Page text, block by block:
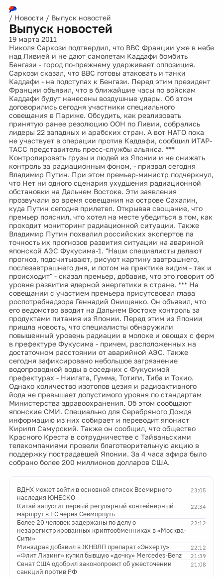
/ Новости / Выпуск новостей
Выпуск новостей
19 марта 2011
Николя Саркози подтвердил, что ВВС Франции уже в небе
над Ливией и не дают самолетам Каддафи бомбить
Бенгази - город по-прежнему удерживает оппозиция.
Саркози сказал, что ВВС готовы атаковать и танки
Каддафи - на подступах к Бенгази. Перед этим президент
Франции объявил, что в ближайшие часы по войскам
Каддафи будут нанесены воздушные удары. Об этом
договорились сегодня участники специального
совещания в Париже. Обсудить, как реализовать
принятую ранее резолюцию ООН по Ливии, собрались
лидеры 22 западных и арабских стран. А вот НАТО пока
не участвует в операции против Каддафи, сообщил ИТАР-
ТАСС представитель пресс-службы альянса. ***
Контролировать грузы и людей из Японии и не снижать
контроль за радиационным фоном, - призвал сегодня
Владимир Путин. При этом премьер-министр подчеркнул,
что Нет ни одного сценария ухудшения радиационной
обстановки на Дальнем Востоке. Эти заявления
прозвучали во время совещания на острове Сахалин,
куда Путин сегодня прилетел. Открывая свощание, что
премьер пояснил, что хотел на месте убедиться в том, как
проходит мониторинг радиационной ситуации. Также
Владимир Путин похвалил российских экспертов па
точность их прогнозов развития ситуации на авариной
японской АЭС Фукусима-1. "Наши специалисты делают
прогноз, подсчитывают, рисуют картину завтрашнего,
послезавтрашнего дня, и потом на практике видим - так и
происходит" - сказал премьер, добавив, что это говорит об
уровне развития ядерной энергетики в стране. *** На
совещании с участием премьера присутсвовал глава
роспотребнадзора Геннадий Онищенко. Он объявил, что
его ведомство вводит на Дальнем Востоке контроль за
продуктами питания из Японии. Перед этим из Японии
пришла новость, что специалисты обнаружили
повышенный уровень радиации в молоке и овощах с ферм
в префектуре Фукусима - причем, расположенных на
достаточном расстоянии от аварийной АЭС. Также
сегодня зафиксировано небольшое загрязнение
водопроводной воды в соседних с Фукусимой
префектурах - Ниигата, Гумма, Тотиги, Тиба и Токио.
Однако количество изотопов цезия и радиоактивного
йода не превышает допустимого уровня по стандартам
Министерства здравоохранения. Об этом сообщают
японские СМИ. Специально для Серебряного Дождя
информацию из них собирает и переводит японист
Кирилл Самурский. Также он сообщил, что общество
Красного Креста в сотрудничестве с Тайваньскими
телекомпаниями провели благотворительную акцию в
поддержку пострадавшей Японии. За 4 часа эфира было
собрано более 200 миллионов долларов США.
23:05
ВДНХ может войти в основной список Всемирного
наследия ЮНЕСКО
22:34
Китай запустит первый регулярный контейнерный
маршрут в ЕС через Севморпуть
22:12
Более 20 человек задержаны по делу о
незарегистрированных криптообменниках в «Москва-
Сити»
22:12
Минздрав добавил в ЖНВЛП препарат «Энхерту»
21:39
«Флит Лизинг» купил бывшую «дочку» Mercedes-Benz
21:08
Сенат США одобрил законопроект об ужесточении
санкций против РФ